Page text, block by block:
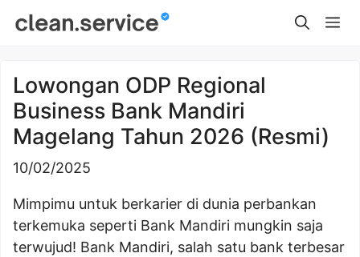
Lowongan ODP Regional
Business Bank Mandiri
Magelang Tahun 2026 (Resmi)
10/02/2025
Mimpimu untuk berkarier di dunia perbankan
terkemuka seperti Bank Mandiri mungkin saja
terwujud! Bank Mandiri, salah satu bank terbesar